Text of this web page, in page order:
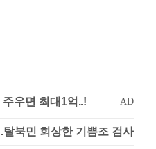
북민 회상한 기쁨조 검사